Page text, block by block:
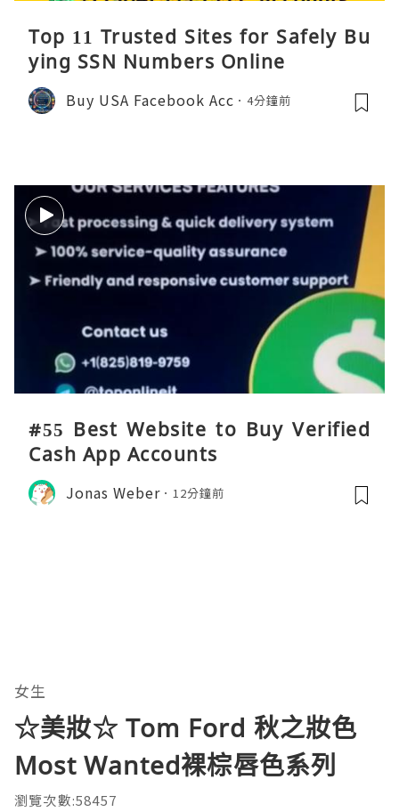
Top 11 Trusted Sites for Safely Bu
ying SSN Numbers Online
Buy USA Facebook Acc 4分鐘前
#55 Best Website to Buy Verified
Cash App Accounts
Jonas Weber 12分鐘前
女生
☆美妝☆ Tom Ford 秋之妝色
Most Wanted裸棕唇色系列
瀏覽次數:58457